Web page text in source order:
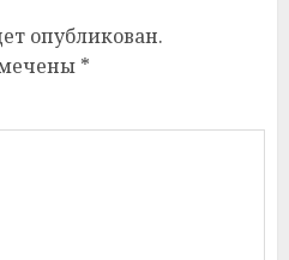
опубликован.
*